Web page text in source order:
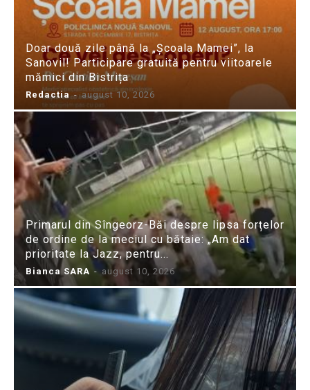
Doar două zile până la „Școala Mamei”, la
Sanovil! Participare gratuită pentru viitoarele
mămici din Bistrița
Redactia - august 10, 2026
Primarul din Sîngeorz-Băi despre lipsa forțelor
de ordine de la meciul cu bătaie: „Am dat
prioritate la Jazz, pentru...
Bianca SARA - august 10, 2026